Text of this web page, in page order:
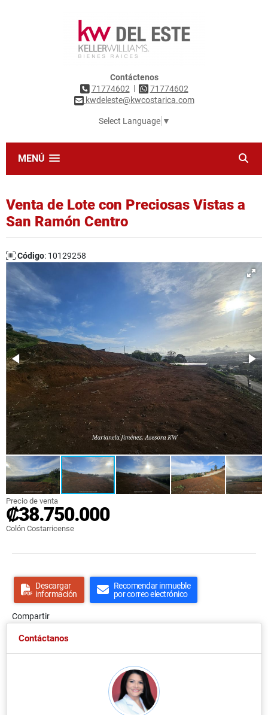
Contáctenos
71774602 |
71774602
kwdeleste@kwcostarica.com
Select Language ▼
MENÚ
Venta de Lote con Preciosas Vistas a
San Ramón Centro
Código: 10129258
Precio de venta
₡38.750.000
Colón Costarricense
Descargar
información
Recomendar inmueble
por correo electrónico
Compartir
Contáctanos